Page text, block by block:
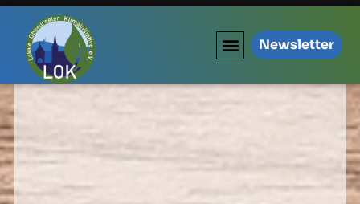
Newsletter